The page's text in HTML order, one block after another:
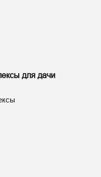
для дачи